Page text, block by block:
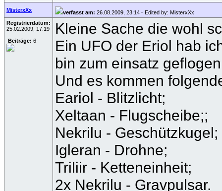
MisterxXx verfasst am: 26.08.2009, 23:14 · Edited by: MisterxXx
Registrierdatum:
25.02.2009, 17:19
Beiträge: 6
Kleine Sache die wohl
Ein UFO der Eriol hab
bin zum einsatz
Und es kommen
Eariol - Blitzlicht;
Xeltaan - Flugscheibe;;
Nekrilu - Geschützkugel;
Igleran - Drohne;
Triliir - Ketteneinheit;
2x Nekrilu - Gravpulsar.